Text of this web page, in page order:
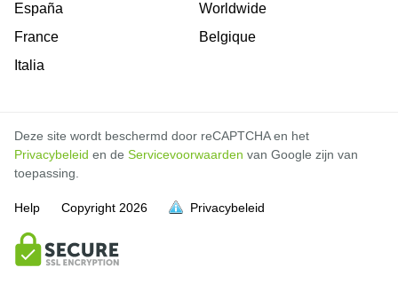
España
France
Italia
Worldwide
Belgique
Deze site wordt beschermd door reCAPTCHA en het
Privacybeleid en de Servicevoorwaarden van Google zijn van
toepassing.
Help Copyright 2026 Privacybeleid